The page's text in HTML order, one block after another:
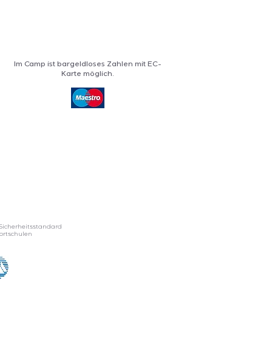
Im Camp ist bargeldloses Zahlen mit EC-
Karte möglich.